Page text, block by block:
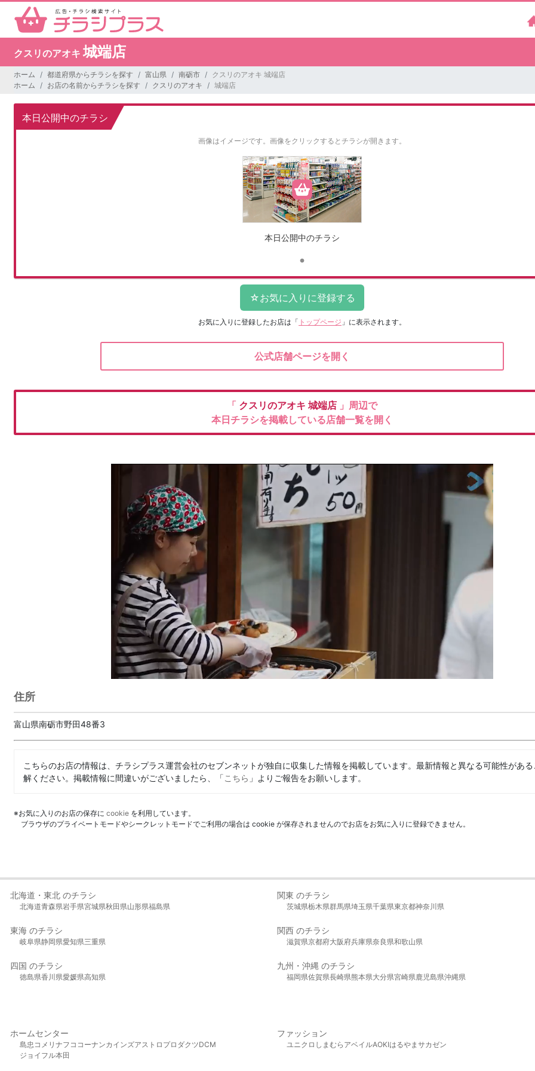
クスリのアオキ城端店
ホーム 都道府県からチラシを探す 富山県 南砺市
クスリのアオキ 城端店
ホーム
お店の名前からチラシを探す クスリのアオキ 城端店
本日公開中のチラシ
画像はイメージです。 画像をクリックするとチラシが開きます。
本日公開中のチラシ
お気に入りに登録したお店は 「 トップページ 」に表示されます。
公式店舗ページを開く
「 クスリのアオキ 城端店 」周辺で
本日チラシを掲載している店舗一覧を開く
住所
富山県南砺市野田48番3
こちらのお店の情報は、チラシプラス運営会社のセブンネットが独自に収集した情報を掲載しています。最新情報と異なる可能性があ
解ください。掲載情報に間違いがございましたら、「こちら 」よりご報告をお願いします。
※お気に入りのお店の保存に cookie を利用しています。
ブラウザのプライベートモードやシークレットモードでご利用の場合は cookie が保存されませんのでお店をお気に入りに登録できません。
北海道・東北 のチラシ
北海道青森県岩手県宮城県秋田県山形県福島県
関東 のチラシ
茨城県栃木県群馬県埼玉県千葉県東京都神奈川県
東海 のチラシ
岐阜県静岡県愛知県三重県
関西 のチラシ
滋賀県京都府大阪府兵庫県奈良県和歌山県
四国 のチラシ
徳島県香川県愛媛県高知県
九州・沖縄 のチラシ
福岡県佐賀県長崎県熊本県大分県宮崎県鹿児島県沖縄県
ホームセンター
島忠 コメリ ナフコ コーナンカインズアストロプロダクツDCM
ジョイフル本田
ファッション
ユニクロ しまむら アベイルAOKIはるやま サカゼン